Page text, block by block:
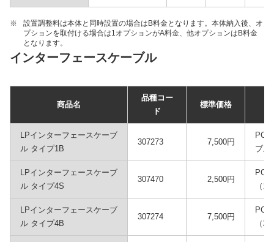
※
設置調整料は本体と同時設置の場合はB料金となります。本体納入後、オ
プションを取付ける場合は1オプションがA料金、他オプションはB料金
となります。
インターフェースケーブル
商品名
品種コー
ド
標準価格
LPインターフェースケーブ
ル タイプ1B
307273 7,500円
ブル
LPインターフェースケーブ
ル タイプ4S
307470 2,500円
PC/
（
LPインターフェースケーブ
ル タイプ4B
307274 7,500円
PC/
（